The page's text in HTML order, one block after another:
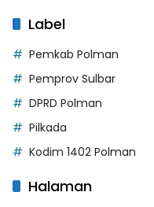
Label
Pemkab Polman
Pemprov Sulbar
DPRD Polman
Pilkada
Kodim 1402 Polman
Halaman